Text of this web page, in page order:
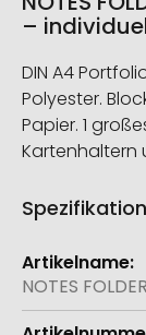
–
DIN A4
Polyester.
Papier. 1
Kartenhaltern
Spezifikation
Weitere
Informationen
NOTES